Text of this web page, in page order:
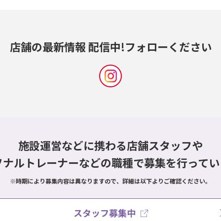
店舗の最新情報 配信中!フォローください
施設運営などに携わる店舗スタッフや
ルトレーナーなどの職種で募集を行って
※時期により募集内容は異なりますので、詳細は以下よりご確認ください。
スタッフ募集中